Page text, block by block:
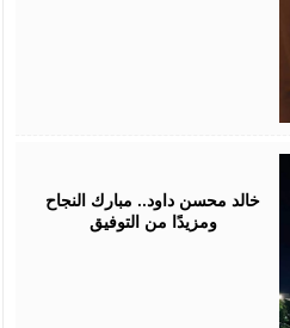
خالد محسن داود.. مبارك النجاح
ومزيدًا من التوفيق